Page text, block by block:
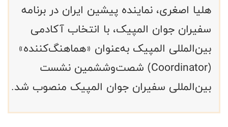
هلیا اصغری، نماینده پیشین ایران در برنامه
سفیران جوان المپیک، با انتخاب آکادمی
بین‌المللی المپیک به‌عنوان «هماهنگ‌کننده»
(Coordinator) شصت‌وششمین نشست
بین‌المللی سفیران جوان المپیک منصوب شد.